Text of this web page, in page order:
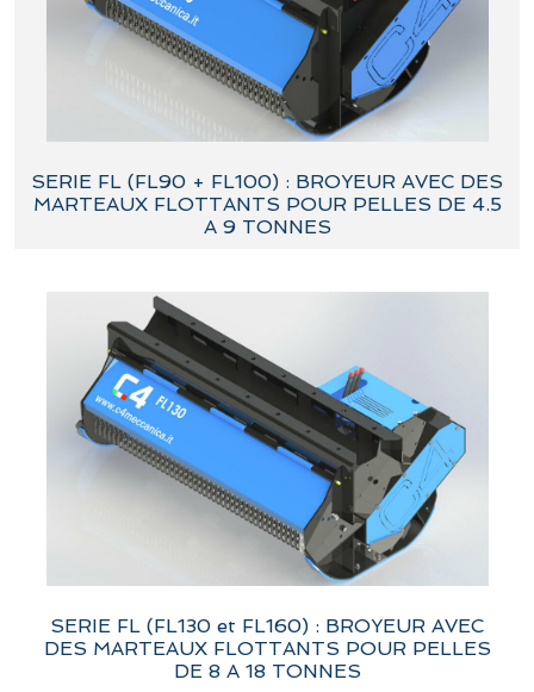
SERIE FL (FL90 + FL100) : BROYEUR AVEC DES
MARTEAUX FLOTTANTS POUR PELLES DE 4.5
A 9 TONNES
SERIE FL (FL130 et FL160) : BROYEUR AVEC
DES MARTEAUX FLOTTANTS POUR PELLES
DE 8 A 18 TONNES